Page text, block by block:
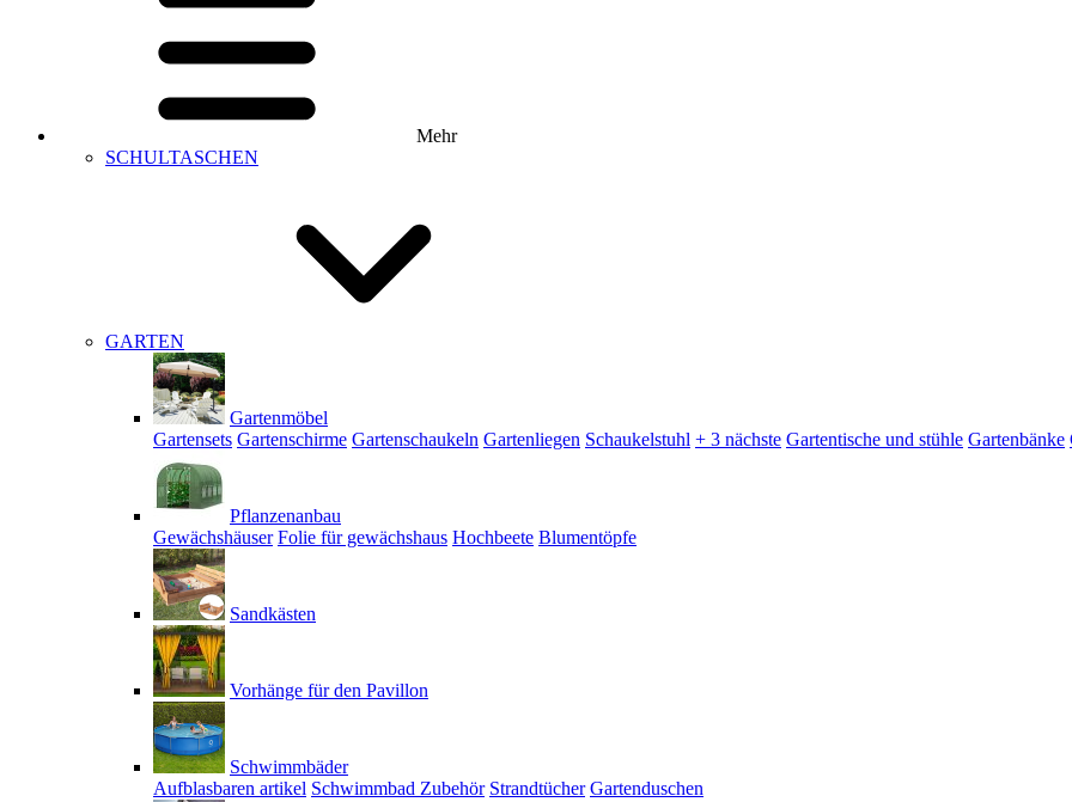
Mehr
SCHULTASCHEN
GARTEN
Gartenmöbel
Gartensets Gartenschirme Gartenschaukeln Gartenliegen Schaukelstuhl + 3 nächste Gartentische und stühle Gartenbänke
Pflanzenanbau
Gewächshäuser Folie für gewächshaus Hochbeete Blumentöpfe
Sandkästen
Vorhänge für den Pavillon
Schwimmbäder
Aufblasbaren artikel Schwimmbad Zubehör Strandtücher Gartenduschen